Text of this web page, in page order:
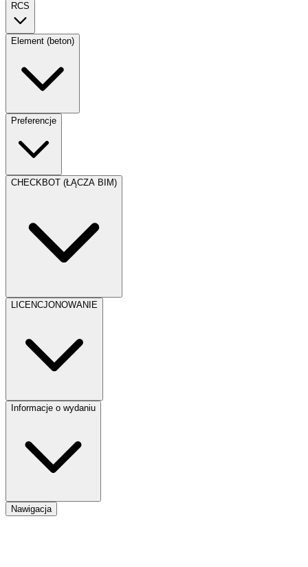
RCS
Element (beton)
Preferencje
CHECKBOT (ŁĄCZA BIM)
LICENCJONOWANIE
Informacje o wydaniu
Nawigacja